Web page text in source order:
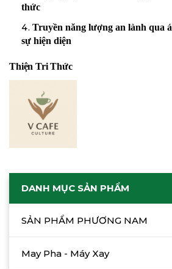
thức
Truyền năng lượng an lành qua
sự hiện diện
Thiện Tri Thức
DANH MỤC SẢN PHẨM
SẢN PHẨM PHƯƠNG NAM
May Pha - Máy Xay